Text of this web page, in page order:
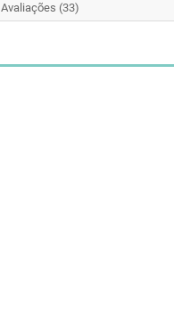
Avaliações (33)